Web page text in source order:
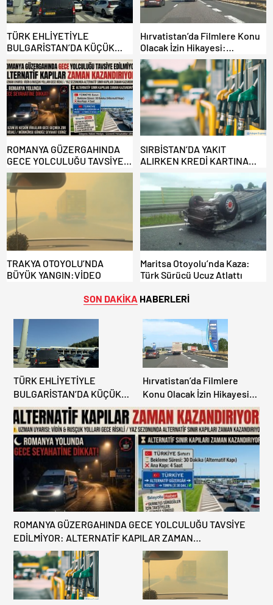
TÜRK EHLİYETİYLE
BULGARİSTAN’DA KÜÇÜK
HATA, ARACINA 6 AY EL
KONULMASINA YOL AÇTI
Hırvatistan’da Filmlere Konu
Olacak İzin Hikayesi:
Benzinlikte Eşini Unuttu!
ROMANYA GÜZERGAHINDA
GECE YOLCULUĞU TAVSİYE
EDİLMİYOR: ALTERNATİF
KAPILAR ZAMAN
KAZANDIRIYOR!
SIRBİSTAN’DA YAKIT
ALIRKEN KREDİ KARTINA
DİKKAT: MAĞDUR OLMAYIN!
TRAKYA OTOYOLU’NDA
BÜYÜK YANGIN:VİDEO
Maritsa Otoyolu’nda Kaza:
Türk Sürücü Ucuz Atlattı
SON DAKİKA HABERLERİ
TÜRK EHLİYETİYLE
BULGARİSTAN’DA KÜÇÜK
HATA, ARACINA 6 AY EL
KONULMASINA YOL AÇTI
Hırvatistan’da Filmlere
Konu Olacak İzin Hikayesi:
Benzinlikte Eşini Unuttu!
ROMANYA GÜZERGAHINDA GECE YOLCULUĞU TAVSİYE
EDİLMİYOR: ALTERNATİF KAPILAR ZAMAN
KAZANDIRIYOR!